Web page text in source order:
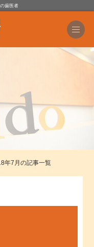
歯医者
年7月の記事一覧